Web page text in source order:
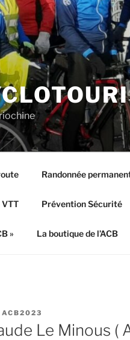
Randonnée
Prévention Sécurité
» La boutique de l’ACB
ACB2023
Le Minous (